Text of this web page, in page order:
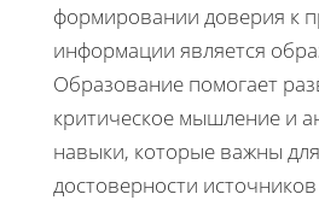
формировании доверия к
информации является
Образование помогает
критическое мышление и
навыки, которые важны
достоверности